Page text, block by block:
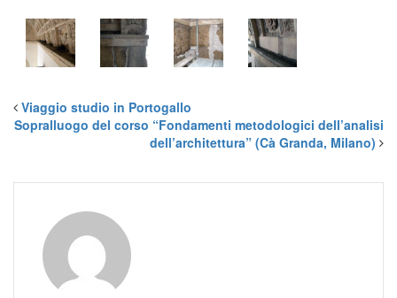
Viaggio studio in Portogallo
Sopralluogo del corso “Fondamenti metodologici dell’analisi
dell’architettura” (Cà Granda, Milano)